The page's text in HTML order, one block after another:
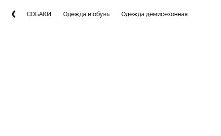
СОБАКИ Одежда и обувь Одежда демисезонная